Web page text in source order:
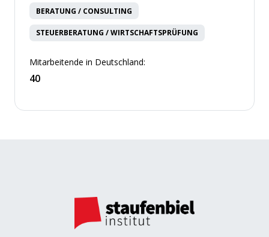
BERATUNG / CONSULTING
STEUERBERATUNG / WIRTSCHAFTSPRÜFUNG
Mitarbeitende in Deutschland:
40